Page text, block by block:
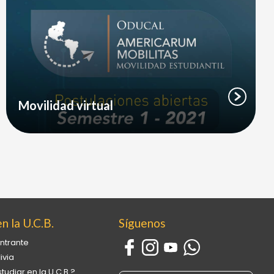
UNIMINUTO Sede Medellín
Católica
San Pablo. ODUCOIL es
de Aprendizaje
en Línea de la
de Universidades
de América
Movilidad virtual
la U.C.B.
en la U.C.B.?
Síguenos